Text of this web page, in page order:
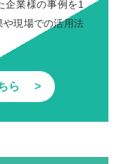
企業様の事例を1
現場での活用法
ら